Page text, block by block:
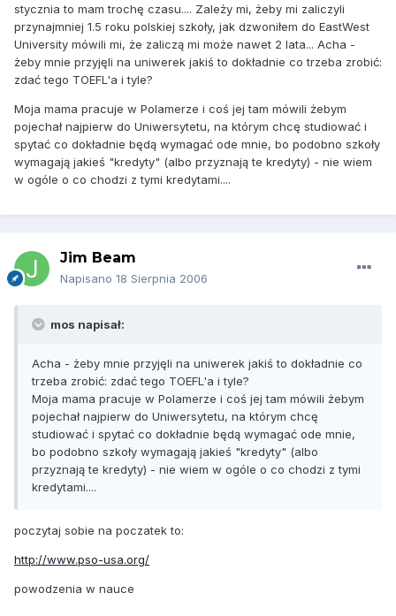
stycznia to mam trochę czasu.... Zależy mi, żeby mi zaliczyli
przynajmniej 1.5 roku polskiej szkoły, jak dzwoniłem do EastWest
University mówili mi, że zaliczą mi może nawet 2 lata... Acha -
żeby mnie przyjęli na uniwerek jakiś to dokładnie co trzeba zrobić:
zdać tego TOEFL'a i tyle?
Moja mama pracuje w Polamerze i coś jej tam mówili żebym
pojechał najpierw do Uniwersytetu, na którym chcę studiować i
spytać co dokładnie będą wymagać ode mnie, bo podobno szkoły
wymagają jakieś "kredyty" (albo przyznają te kredyty) - nie wiem
w ogóle o co chodzi z tymi kredytami....
Jim Beam
Napisano 18 Sierpnia 2006
mos napisał:
Acha - żeby mnie przyjęli na uniwerek jakiś to dokładnie co
trzeba zrobić: zdać tego TOEFL'a i tyle?
Moja mama pracuje w Polamerze i coś jej tam mówili żebym
pojechał najpierw do Uniwersytetu, na którym chcę
studiować i spytać co dokładnie będą wymagać ode mnie,
bo podobno szkoły wymagają jakieś "kredyty" (albo
przyznają te kredyty) - nie wiem w ogóle o co chodzi z tymi
kredytami....
poczytaj sobie na poczatek to:
http://www.pso-usa.org/
powodzenia w nauce